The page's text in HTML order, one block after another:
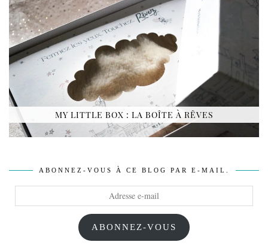
MY LITTLE BOX : LA BOÎTE À RÊVES
ABONNEZ-VOUS À CE BLOG PAR E-MAIL.
ABONNEZ-VOUS